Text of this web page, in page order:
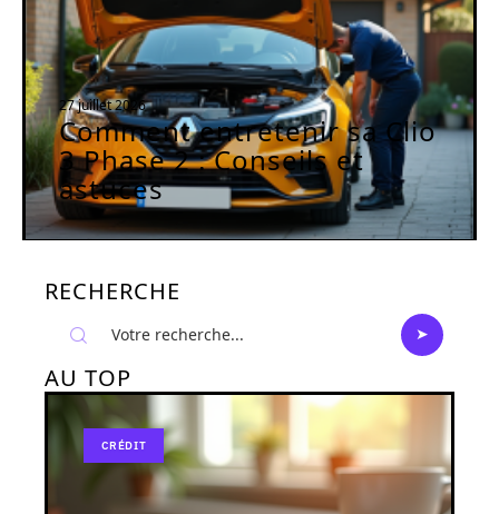
27 juillet 2026
Comment entretenir sa Clio
3 Phase 2 : Conseils et
astuces
RECHERCHE
AU TOP
CRÉDIT